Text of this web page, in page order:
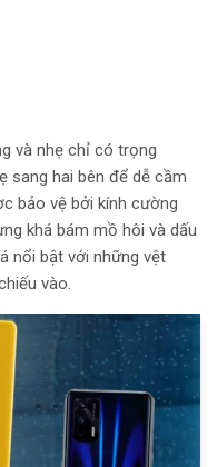
và nhẹ chỉ có trọng
sang hai bên để dễ cầm
bảo vệ bởi kính cường
khá bám mồ hôi và dấu
nổi bật với những vệt
vào.